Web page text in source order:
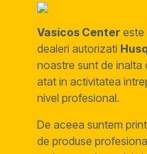
Vasicos Center este
dealeri autorizati
noastre sunt de inalta
atat in activitatea
nivel profesional.
De aceea suntem
de produse